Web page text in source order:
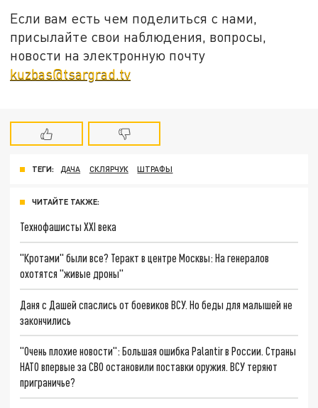
Если вам есть чем поделиться с нами,
присылайте свои наблюдения, вопросы,
новости на электронную почту
kuzbas@tsargrad.tv
ТЕГИ: ДАЧА СКЛЯРЧУК ШТРАФЫ
ЧИТАЙТЕ ТАКЖЕ:
Технофашисты XXI века
"Кротами" были все? Теракт в центре Москвы: На генералов
охотятся "живые дроны"
Даня с Дашей спаслись от боевиков ВСУ. Но беды для малышей не
закончились
"Очень плохие новости": Большая ошибка Palantir в России. Страны
НАТО впервые за СВО остановили поставки оружия. ВСУ теряют
приграничье?